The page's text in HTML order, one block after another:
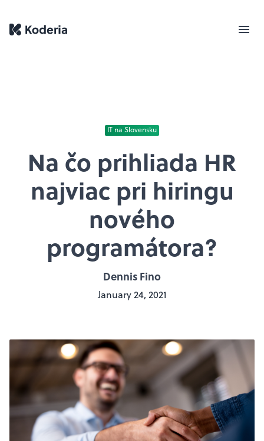
IT na Slovensku
Na čo prihliada HR
najviac pri hiringu
nového
programátora?
Dennis Fino
January 24, 2021